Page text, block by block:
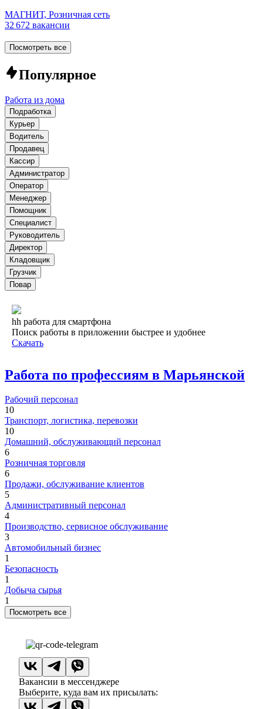
МАГНИТ, Розничная сеть
32 672 вакансии
Посмотреть все
Популярное
Работа из дома
Подработка
Курьер
Водитель
Продавец
Кассир
Администратор
Оператор
Менеджер
Помощник
Специалист
Руководитель
Директор
Кладовщик
Грузчик
Повар
hh работа для смартфона
Поиск работы в приложении быстрее и удобнее
Скачать
Работа по профессиям в Марьянской
Рабочий персонал
10
Транспорт, логистика, перевозки
10
Домашний, обслуживающий персонал
6
Розничная торговля
6
Продажи, обслуживание клиентов
5
Административный персонал
4
Производство, сервисное обслуживание
3
Автомобильный бизнес
1
Безопасность
1
Добыча сырья
1
Посмотреть все
Вакансии в мессенджере
Выберите, куда вам их присылать: